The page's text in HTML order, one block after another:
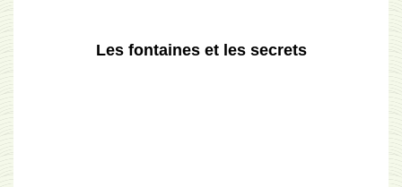
Les fontaines et les secrets